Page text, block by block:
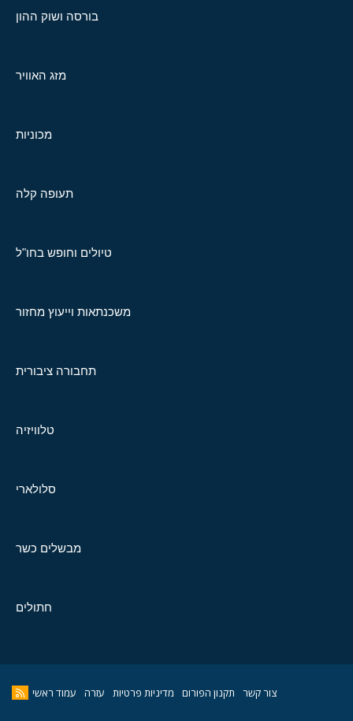
בורסה ושוק ההון
מזג האוויר
מכוניות
תעופה קלה
טיולים וחופש בחו"ל
משכנתאות וייעוץ מחזור
תחבורה ציבורית
טלוויזיה
סלולארי
מבשלים כשר
חתולים
צור קשר תקנון הפורום מדיניות פרטיות עזרה עמוד ראשי